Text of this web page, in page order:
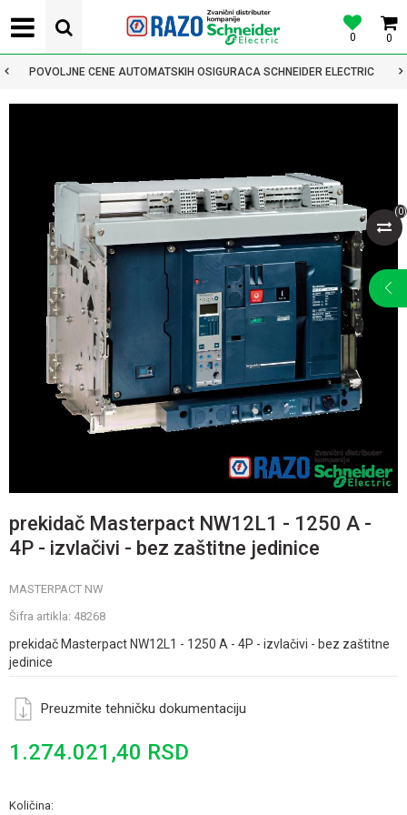
0
0
POVOLJNE CENE AUTOMATSKIH OSIGURACA SCHNEIDER ELECTRIC
(0)
prekidač Masterpact NW12L1 - 1250 A -
4P - izvlačivi - bez zaštitne jedinice
MASTERPACT NW
Šifra artikla: 48268
prekidač Masterpact NW12L1 - 1250 A - 4P - izvlačivi - bez zaštitne
jedinice
Preuzmite tehničku dokumentaciju
1.274.021,40 RSD
Količina: